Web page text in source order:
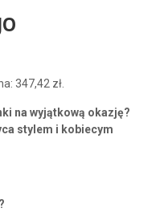
zł.
347,42 zł.
na wyjątkową okazję?
stylem i kobiecym